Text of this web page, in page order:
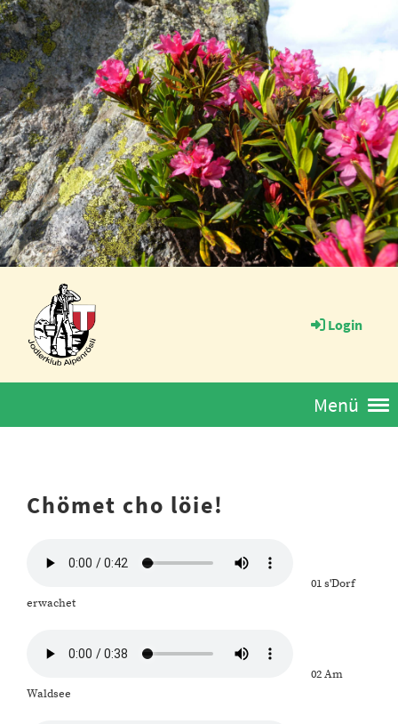
Login
Menü
Chömet cho löie!
01 s'Dorf
erwachet
02 Am
Waldsee